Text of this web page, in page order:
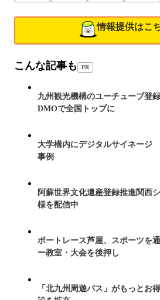
情報提供はこ
こんな記事も PR
九州観光機構のユーチューブ登
DMOで全国トップに
大学構内にデジタルサイネージ
事例
阿蘇世界文化遺産登録推進関西
様を配信中
ボートレース芦屋、スポーツを
ー教室・大会を後押し
「北九州周遊パス」がもっとお